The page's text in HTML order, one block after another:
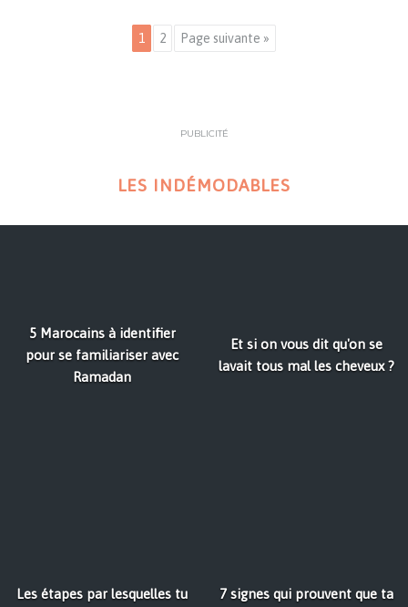
1 2 Page suivante »
PUBLICITÉ
LES INDÉMODABLES
5 Marocains à identifier
pour se familiariser avec
Ramadan
Et si on vous dit qu'on se
lavait tous mal les cheveux ?
Les étapes par lesquelles tu
7 signes qui prouvent que ta